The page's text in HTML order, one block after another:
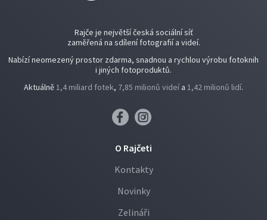
Rajče je největší česká sociální síť
zaměřená na sdílení fotografií a videí.
Nabízí neomezený prostor zdarma, snadnou a rychlou výrobu fotoknih
i jiných fotoproduktů.
Aktuálně1,4 miliard fotek, 7,85 milionů videí a 1,42 milionů lidí.
O Rajčeti
Kontakty
Novinky
Zelináři